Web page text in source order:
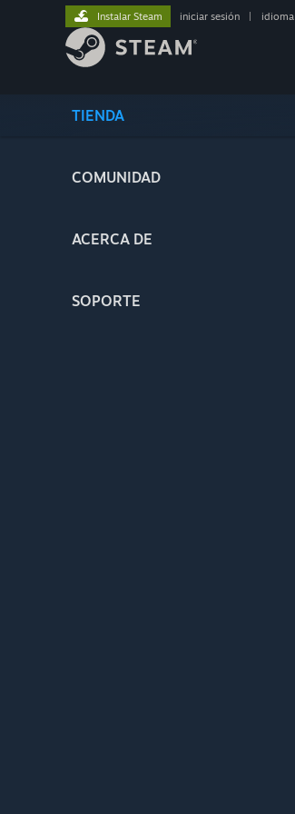
TIENDA
COMUNIDAD
ACERCA DE
SOPORTE
Instalar Steam iniciar sesión idioma